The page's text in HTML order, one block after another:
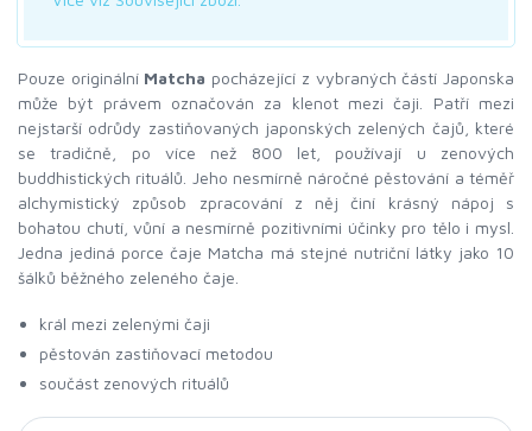
Pouze originální Matcha pocházející z vybraných částí Japonska
může být právem označován za klenot mezi čaji. Patří mezi
nejstarší odrůdy zastiňovaných japonských zelených čajů, které
se tradičně, po více než 800 let, používají u zenových
buddhistických rituálů. Jeho nesmírně náročné pěstování a téměř
alchymistický způsob zpracování z něj činí krásný nápoj s
bohatou chutí, vůní a nesmírně pozitivními účinky pro tělo i mysl.
Jedna jediná porce čaje Matcha má stejné nutriční látky jako 10
šálků běžného zeleného čaje.
král mezi zelenými čaji
pěstován zastiňovací metodou
součást zenových rituálů